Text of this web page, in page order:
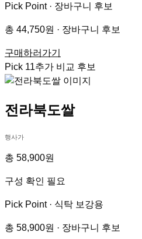
Pick Point · 장바구니 후보
총 44,750원 · 장바구니 후보
구매하러가기
Pick 11추가 비교 후보
전라북도쌀
행사가
총 58,900원
구성 확인 필요
Pick Point · 식탁 보강용
총 58,900원 · 장바구니 후보